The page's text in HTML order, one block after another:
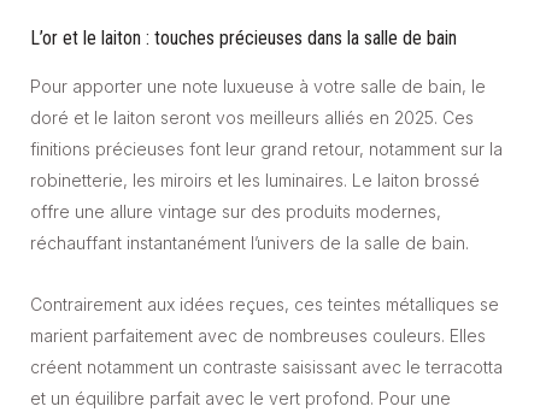
L’or et le laiton : touches précieuses dans la salle de bain
Pour apporter une note luxueuse à votre salle de bain, le
doré et le laiton seront vos meilleurs alliés en 2025. Ces
finitions précieuses font leur grand retour, notamment sur la
robinetterie, les miroirs et les luminaires. Le laiton brossé
offre une allure vintage sur des produits modernes,
réchauffant instantanément l’univers de la salle de bain.
Contrairement aux idées reçues, ces teintes métalliques se
marient parfaitement avec de nombreuses couleurs. Elles
créent notamment un contraste saisissant avec le terracotta
et un équilibre parfait avec le vert profond. Pour une